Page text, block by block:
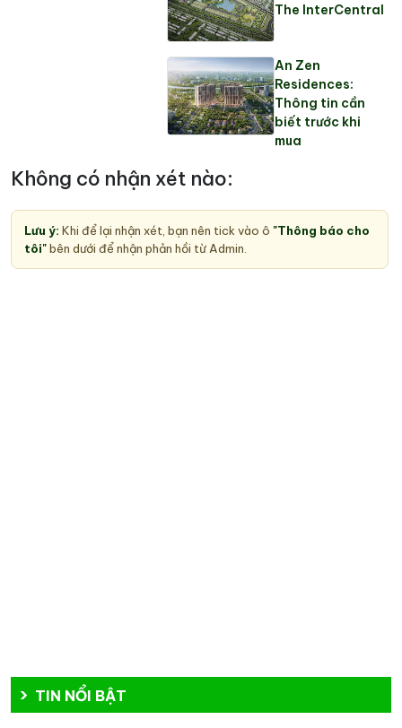
The InterCentral
An Zen
Residences:
Thông tin cần
biết trước khi
mua
Không có nhận xét nào:
Lưu ý: Khi để lại nhận xét, bạn nên tick vào ô "Thông báo cho
tôi"bên dưới để nhận phản hồi từ Admin.
TIN NỔI BẬT